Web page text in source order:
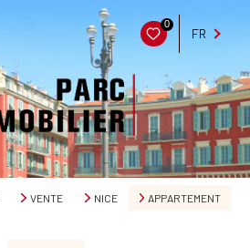
0
FR
VENTE NICE APPARTEMENT